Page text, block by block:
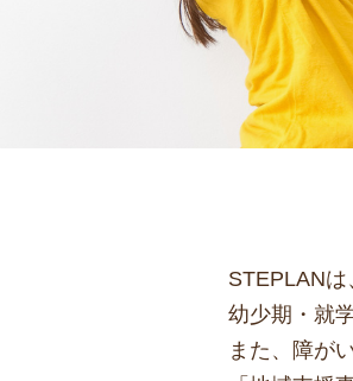
STEPLAN
幼少期・就
また、障が